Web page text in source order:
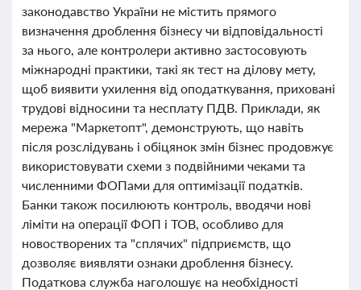
законодавство України не містить прямого
визначення дроблення бізнесу чи відповідальності
за нього, але контролери активно застосовують
міжнародні практики, такі як тест на ділову мету,
щоб виявити ухилення від оподаткування, приховані
трудові відносини та несплату ПДВ. Приклади, як
мережа "Маркетопт", демонструють, що навіть
після розслідувань і обіцянок змін бізнес продовжує
використовувати схеми з подвійними чеками та
численними ФОПами для оптимізації податків.
Банки також посилюють контроль, вводячи нові
ліміти на операції ФОП і ТОВ, особливо для
новостворених та "сплячих" підприємств, що
дозволяє виявляти ознаки дроблення бізнесу.
Податкова служба наголошує на необхідності